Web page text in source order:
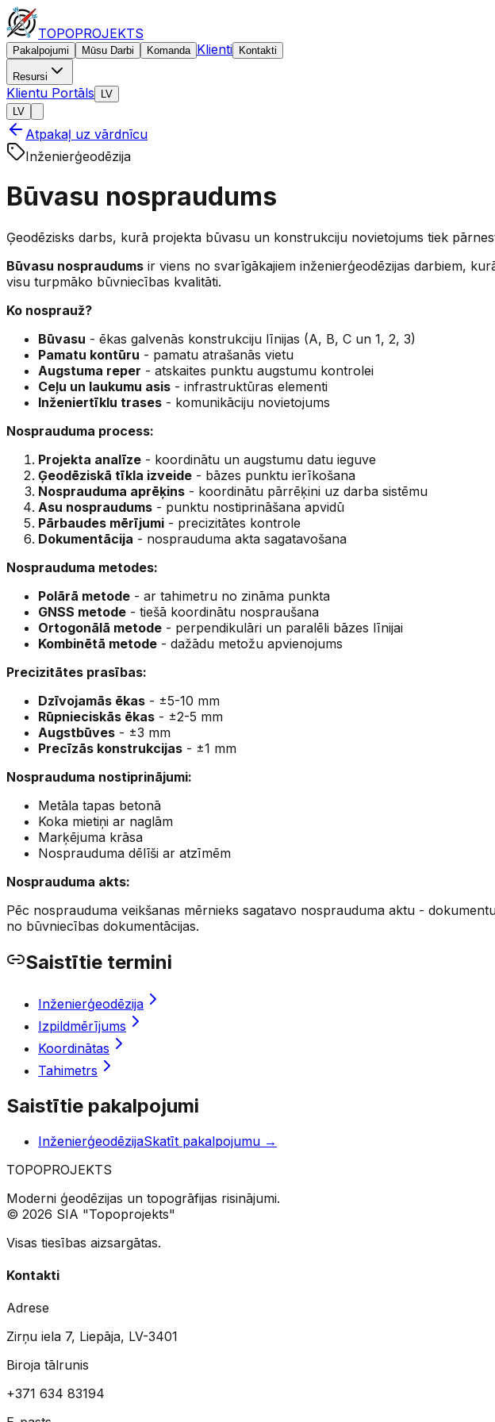
TOPOPROJEKTS
Pakalpojumi Mūsu Darbi Komanda Klienti Kontakti
Resursi
Klientu Portāls
LV
LV
Atpakaļ uz vārdnīcu
Inženierģeodēzija
Būvasu nospraudums
Ģeodēzisks darbs, kurā projekta būvasu un konstrukciju novietojums tiek
Būvasu nospraudums ir viens no svarīgākajiem inženierģeodēzijas darbiem,
visu turpmāko būvniecības kvalitāti.
Ko nosprauž?
Būvasu - ēkas galvenās konstrukciju līnijas (A, B, C un 1, 2, 3)
Pamatu kontūru - pamatu atrašanās vietu
Augstuma reper - atskaites punktu augstumu kontrolei
Ceļu un laukumu asis - infrastruktūras elementi
Inženiertīklu trases - komunikāciju novietojums
Nosprauduma process:
Projekta analīze - koordinātu un augstumu datu ieguve
Ģeodēziskā tīkla izveide - bāzes punktu ierīkošana
Nosprauduma aprēķins - koordinātu pārrēķini uz darba sistēmu
Asu nospraudums - punktu nostiprināšana apvidū
Pārbaudes mērījumi - precizitātes kontrole
Dokumentācija - nosprauduma akta sagatavošana
Nosprauduma metodes:
Polārā metode - ar tahimetru no zināma punkta
GNSS metode - tiešā koordinātu nospraušana
Ortogonālā metode - perpendikulāri un paralēli bāzes līnijai
Kombinētā metode - dažādu metožu apvienojums
Precizitātes prasības:
Dzīvojamās ēkas - ±5-10 mm
Rūpnieciskās ēkas - ±2-5 mm
Augstbūves - ±3 mm
Precīzās konstrukcijas - ±1 mm
Nosprauduma nostiprinājumi:
Metāla tapas betonā
Koka mietiņi ar naglām
Marķējuma krāsa
Nosprauduma dēlīši ar atzīmēm
Nosprauduma akts:
Pēc nosprauduma veikšanas mērnieks sagatavo nosprauduma aktu -
no būvniecības dokumentācijas.
Saistītie termini
Inženierģeodēzija
Izpildmērījums
Koordinātas
Tahimetrs
Saistītie pakalpojumi
InženierģeodēzijaSkatīt pakalpojumu →
TOPOPROJEKTS
Moderni ģeodēzijas un topogrāfijas risinājumi.
© 2026 SIA "Topoprojekts"
Visas tiesības aizsargātas.
Kontakti
Adrese
Zirņu iela 7, Liepāja, LV-3401
Biroja tālrunis
+371 634 83194